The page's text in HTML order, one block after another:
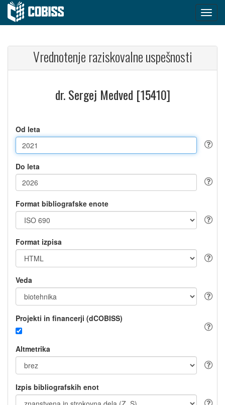
Vrednotenje raziskovalne uspešnosti
dr. Sergej Medved [15410]
Od leta
Do leta
Format bibliografske enote
Format izpisa
Veda
Projekti in financerji (dCOBISS)
Altmetrika
Izpis bibliografskih enot